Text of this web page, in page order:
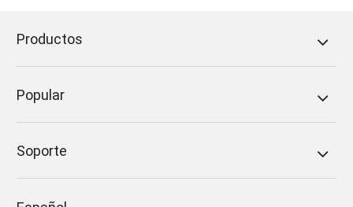
Productos
Popular
Soporte